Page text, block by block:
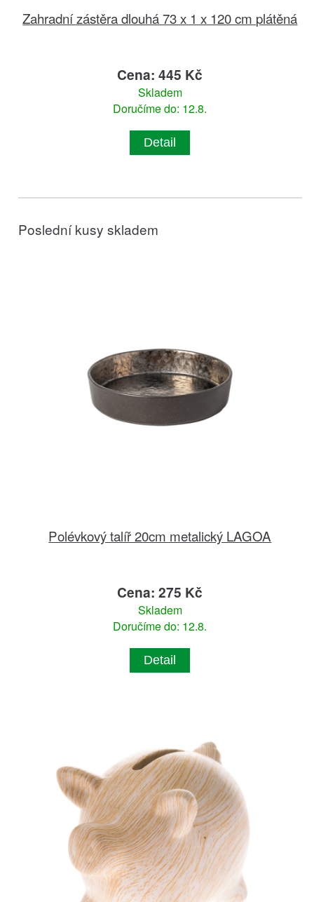
Zahradní zástěra dlouhá 73 x 1 x 120 cm plátěná
Cena: 445 Kč
Skladem
Doručíme do: 12.8.
Detail
Poslední kusy skladem
Polévkový talíř 20cm metalický LAGOA
Cena: 275 Kč
Skladem
Doručíme do: 12.8.
Detail